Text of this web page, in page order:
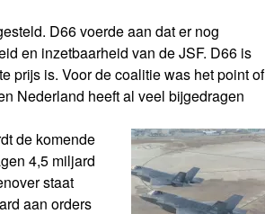
D66 voerde aan dat er nog
en inzetbaarheid van de JSF. D66 is
prijs is. Voor de coalitie was het point of
Nederland heeft al veel bijgedragen
de komende
4,5 miljard
staat
aan orders